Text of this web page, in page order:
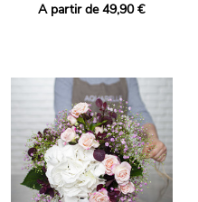
A partir de 49,90 €